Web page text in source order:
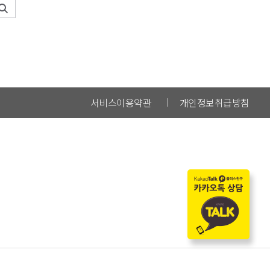
서비스이용약관 개인정보취급방침